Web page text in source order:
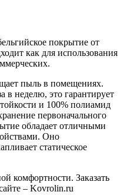
покрытие от
как для использования
пыль в помещениях.
в неделю, это гарантирует
и 100% полиамид
первоначального
обладает отличными
Оно
статическое
комфортности. Заказать
– Kovrolin.ru